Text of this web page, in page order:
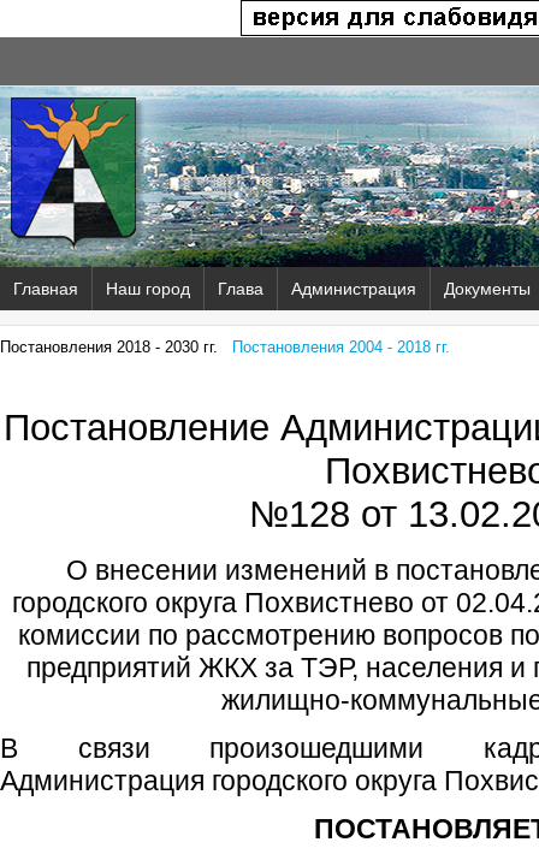
Главная Наш город Глава Администрация Документы
Постановления 2018 - 2030 гг. Постановления 2004 - 2018 гг.
Постановление
№128 от
О внесении изменений в
городского округа Похвистнево от
комиссии по рассмотрению вопросов
предприятий ЖКХ за ТЭР, населения и
жилищно-
В связи произошедшими
Администрация городского округа